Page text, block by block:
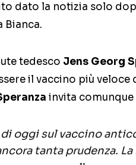
dato la notizia solo
Bianca.
tedesco Jens Georg
il vaccino più veloce
invita comunque
oggi sul vaccino
tanta prudenza.